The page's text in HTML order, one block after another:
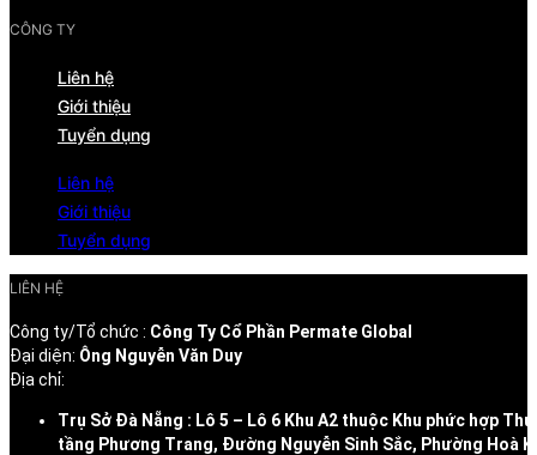
CÔNG TY
Liên hệ
Giới thiệu
Tuyển dụng
Liên hệ
Giới thiệu
Tuyển dụng
LIÊN HỆ
Công ty/Tổ chức : Công Ty Cổ Phần Permate Global
Đại diện: Ông Nguyễn Văn Duy
Địa chỉ:
Trụ Sở Đà Nẵng : Lô 5 – Lô 6 Khu A2 thuộc Khu phức hợp
tầng Phương Trang, Đường Nguyễn Sinh Sắc, Phường Hoà